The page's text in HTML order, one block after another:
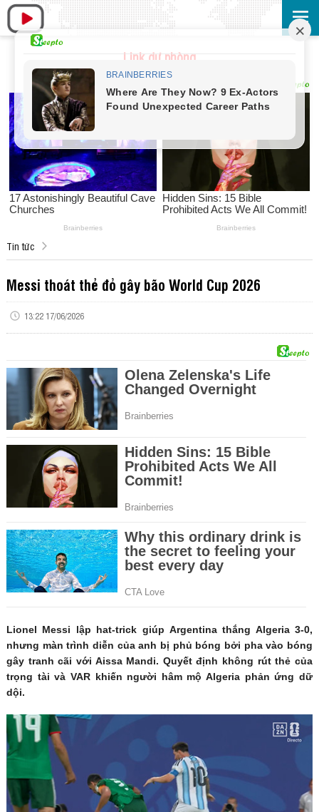
Link dự phòng
Tin tức
Messi thoát thẻ đỏ gây bão World Cup 2026
13:22 17/06/2026
Lionel Messi lập hat-trick giúp Argentina thắng Algeria 3-0,
nhưng màn trình diễn của anh bị phủ bóng bởi pha vào bóng
gây tranh cãi với Aissa Mandi. Quyết định không rút thẻ của
trọng tài và VAR khiến người hâm mộ Algeria phản ứng dữ
dội.